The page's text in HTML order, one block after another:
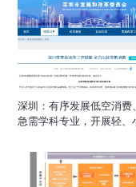
深圳：有序发展低空消费
急需学科专业，开展轻、
飞行空域，建设一批低
景应用示范点